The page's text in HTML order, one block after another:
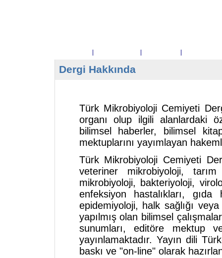
Dergi Hakkında
Türk Mikrobiyoloji Cemiyeti
organı olup ilgili alanlardaki
bilimsel haberler, bilimsel
mektuplarını yayımlayan
Türk Mikrobiyoloji Cemiyeti
veteriner mikrobiyoloji,
mikrobiyoloji, bakteriyoloji,
enfeksiyon hastalıkları,
epidemiyoloji, halk sağlığı
yapılmış olan bilimsel
sunumları, editöre mektup
yayınlamaktadır. Yayın dili
baskı ve "on-line" olarak